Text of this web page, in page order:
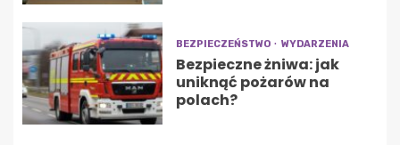
BEZPIECZEŃSTWO WYDARZENIA
Bezpieczne żniwa: jak
uniknąć pożarów na
polach?